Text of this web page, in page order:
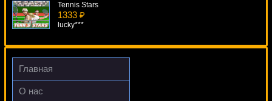
Tennis Stars
1333 ₽
lucky***
Mini Roulette
2189 ₽
Главная
О нас